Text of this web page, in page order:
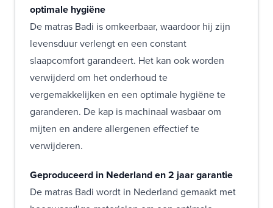
optimale hygiëne
De matras Badi is omkeerbaar, waardoor hij zijn
levensduur verlengt en een constant
slaapcomfort garandeert. Het kan ook worden
verwijderd om het onderhoud te
vergemakkelijken en een optimale hygiëne te
garanderen. De kap is machinaal wasbaar om
mijten en andere allergenen effectief te
verwijderen.
Geproduceerd in Nederland en 2 jaar garantie
De matras Badi wordt in Nederland gemaakt met